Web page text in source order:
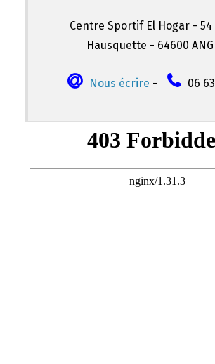
Centre Sportif El Hogar -
Hausquette - 64600
Nous écrire - 06